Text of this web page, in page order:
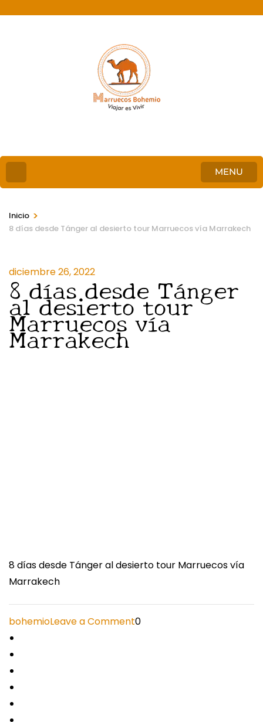
MENU
Inicio >
8 días desde Tánger al desierto tour Marruecos vía Marrakech
diciembre 26, 2022
8 días desde Tánger
al desierto tour
Marruecos vía
Marrakech
8 días desde Tánger al desierto tour Marruecos vía
Marrakech
bohemioLeave a Commenton
0